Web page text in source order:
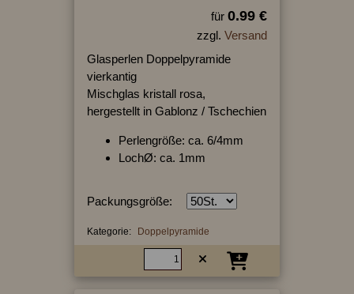
für 0.99 €
zzgl. Versand
Glasperlen Doppelpyramide
vierkantig
Mischglas kristall rosa,
hergestellt in Gablonz / Tschechien
Perlengröße: ca. 6/4mm
LochØ: ca. 1mm
Packungsgröße:
Kategorie: Doppelpyramide